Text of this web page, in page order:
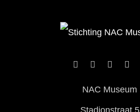
NAC Museum
Stadionstraat 5